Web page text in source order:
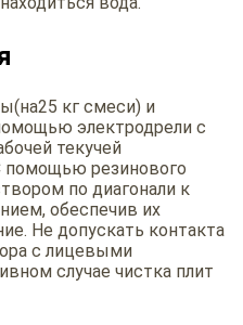
кг смеси) и
электродрели с
текучей
помощью резинового
по диагонали к
обеспечив их
Не допускать контакта
с лицевыми
случае чистка плит